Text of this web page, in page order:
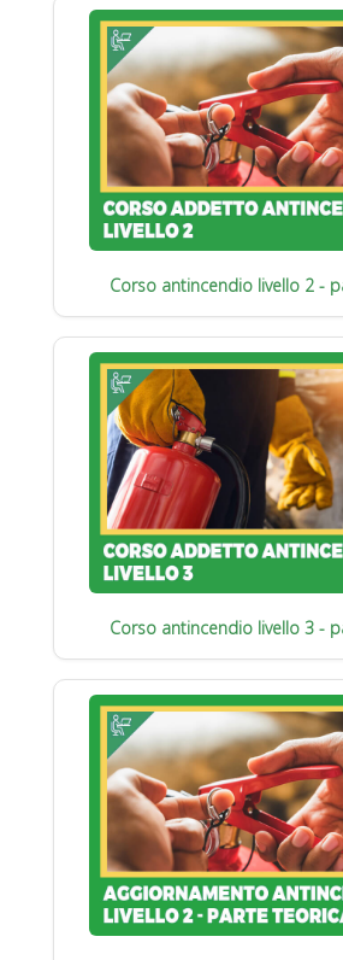
Corso antincendio livello 2 -
Corso antincendio livello 3 -